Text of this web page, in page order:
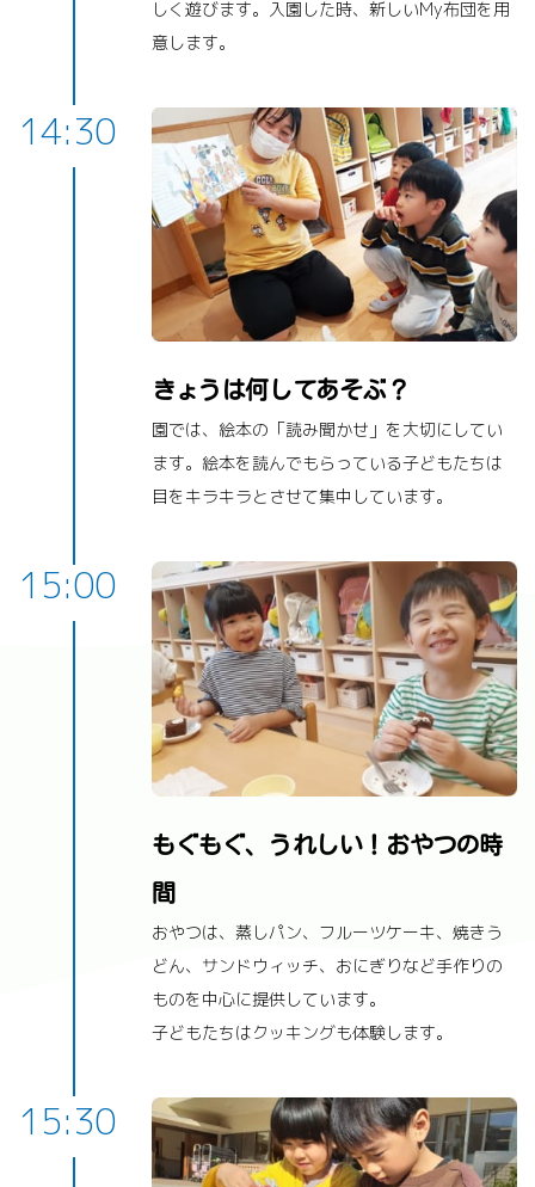
しく遊びます。入園した時、新しいMy布団を用
意します。
14:30
きょうは何してあそぶ？
園では、絵本の「読み聞かせ」を大切にしてい
ます。絵本を読んでもらっている子どもたちは
目をキラキラとさせて集中しています。
15:00
もぐもぐ、うれしい！おやつの時
間
おやつは、蒸しパン、フルーツケーキ、焼きう
どん、サンドウィッチ、おにぎりなど手作りの
ものを中心に提供しています。
子どもたちはクッキングも体験します。
15:30